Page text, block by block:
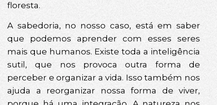
floresta.
A sabedoria, no nosso caso, está em saber
que podemos aprender com esses seres
mais que humanos. Existe toda a inteligência
sutil, que nos provoca outra forma de
perceber e organizar a vida. Isso também nos
ajuda a reorganizar nossa forma de viver,